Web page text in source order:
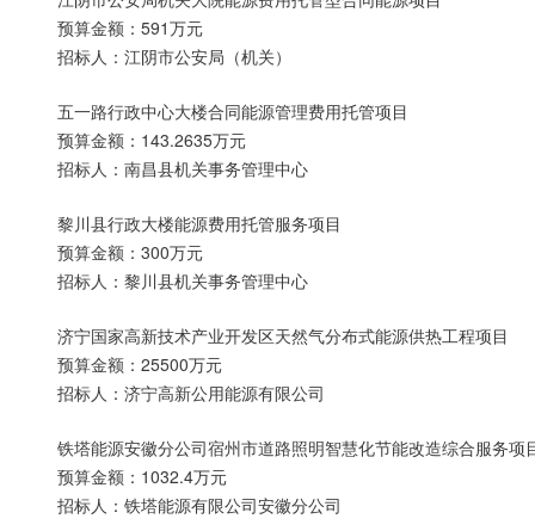
预算金额：591万元
招标人：江阴市公安局（机关）
五一路行政中心大楼合同能源管理费用托管项目
预算金额：143.2635万元
招标人：南昌县机关事务管理中心
黎川县行政大楼能源费用托管服务项目
预算金额：300万元
招标人：黎川县机关事务管理中心
济宁国家高新技术产业开发区天然气分布式能源供热工程项目
预算金额：25500万元
招标人：济宁高新公用能源有限公司
铁塔能源安徽分公司宿州市道路照明智慧化节能改造综合服务项
预算金额：1032.4万元
招标人：铁塔能源有限公司安徽分公司